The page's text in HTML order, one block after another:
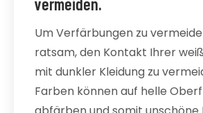
Um Verfärbungen zu
ratsam, den Kontakt Ihrer
mit dunkler Kleidung zu
Farben können auf helle